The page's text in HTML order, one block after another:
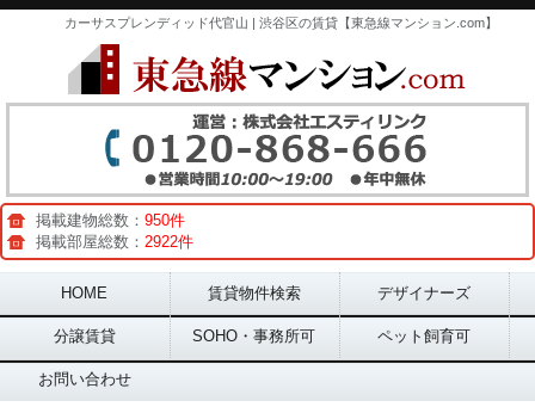
カーサスプレンディッド代官山 | 渋谷区の賃貸【東急線マンション.com】
掲載建物総数： 950件
掲載部屋総数： 2922件
Main menu
HOME 賃貸物件検索 デザイナーズ
分譲賃貸 SOHO・事務所可 ペット飼育可
お問い合わせ